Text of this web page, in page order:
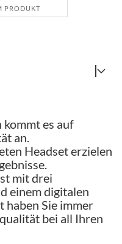
PRODUKT
es auf
an.
Headset erzielen
mit drei
einem digitalen
haben Sie immer
bei all Ihren